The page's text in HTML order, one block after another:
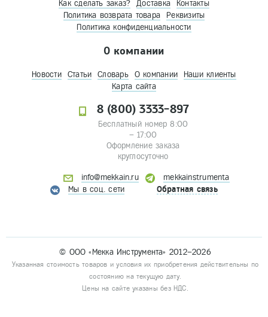
Как сделать заказ? Доставка
Контакты
Политика возврата товара
Реквизиты
Политика конфиденциальности
О компании
Новости Статьи Словарь О компании
Наши клиенты
Карта сайта
8 (800) 3333-897
Бесплатный номер 8:00
– 17:00
Оформление заказа
круглосуточно
info@mekkain.ru
mekkainstrumenta
Мы в соц. сети
Обратная связь
© ООО «Мекка Инструмента» 2012–2026
Указанная стоимость товаров и условия их приобретения действительны по
состоянию на текущую дату.
Цены на сайте указаны без НДС.